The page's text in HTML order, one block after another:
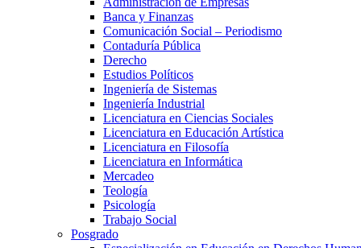
Banca y Finanzas
Comunicación Social – Periodismo
Contaduría Pública
Derecho
Estudios Políticos
Ingeniería de Sistemas
Ingeniería Industrial
Licenciatura en Ciencias Sociales
Licenciatura en Educación Artística
Licenciatura en Filosofía
Licenciatura en Informática
Mercadeo
Teología
Psicología
Trabajo Social
Posgrado